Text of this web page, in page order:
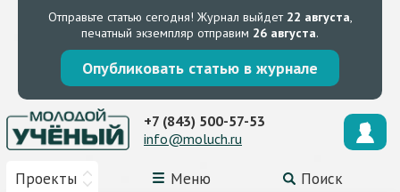
Отправьте статью сегодня! Журнал выйдет 22 августа,
печатный экземпляр отправим 26 августа.
Опубликовать статью в журнале
Проекты Меню Поиск
+7 (843) 500-57-53
info@moluch.ru